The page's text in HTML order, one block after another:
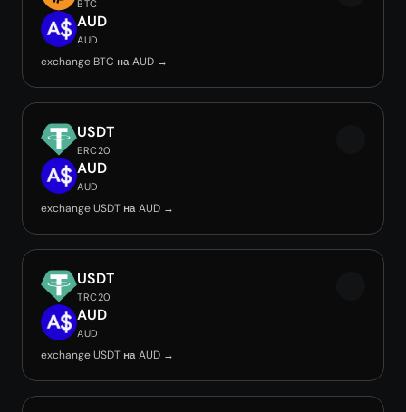
BTC
AUD
AUD
exchange BTC на AUD →
USDT
ERC20
AUD
AUD
exchange USDT на AUD →
USDT
TRC20
AUD
AUD
exchange USDT на AUD →